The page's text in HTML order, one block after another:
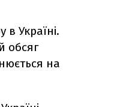
Україні.
обсяг
на